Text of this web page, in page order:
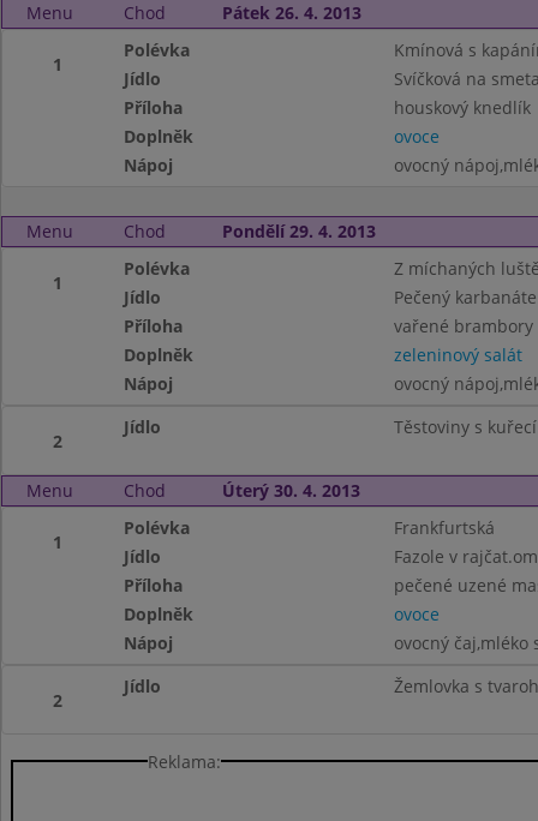
Menu
Chod Pátek 26. 4. 2013
1
Polévka
Kmínová s
Jídlo
Svíčková na
Příloha
houskový knedlík
Doplněk
ovoce
Nápoj
ovocný
Menu Chod Pondělí 29. 4. 2013
1
Polévka
Z míchaných
Jídlo
Pečený
Příloha
vařené brambory
Doplněk
zeleninový salát
Nápoj
ovocný
2
Jídlo Těstoviny s
Menu Chod Úterý 30. 4. 2013
1
Polévka
Frankfurtská
Jídlo
Fazole v
Příloha
pečené uzené
Doplněk
ovoce
Nápoj
ovocný čaj,mléko
2
Jídlo Žemlovka s
Reklama: